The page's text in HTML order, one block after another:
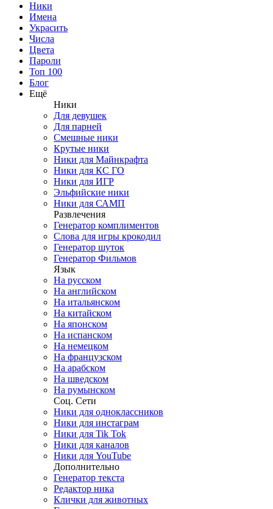
Ники
Имена
Украсить
Числа
Цвета
Пароли
Топ 100
Блог
Ещё
Ники
Для девушек
Для парней
Смешные ники
Крутые ники
Ники для Майнкрафта
Ники для КС ГО
Ники для ИГР
Эльфийские ники
Ники для САМП
Развлечения
Генератор комплиментов
Слова для игры крокодил
Генератор шуток
Генератор Фильмов
Язык
На русском
На английском
На итальянском
На китайском
На японском
На испанском
На немецком
На французском
На арабском
На шведском
На румынском
Соц. Сети
Ники для одноклассников
Ники для инстаграм
Ники для Tik Tok
Ники для каналов
Ники для YouTube
Дополнительно
Генератор текста
Редактор ника
Клички для животных